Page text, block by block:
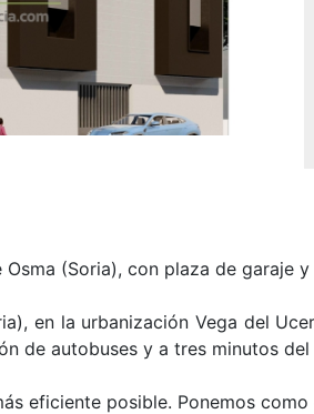
(Soria), con plaza de garaje
en la urbanización Vega del
de autobuses y a tres minutos
eficiente posible. Ponemos